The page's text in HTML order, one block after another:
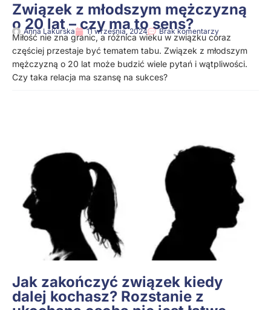
Związek z młodszym mężczyzną
o 20 lat – czy ma to sens?
Anna Lakurska 11 września, 2024 Brak komentarzy
Miłość nie zna granic, a różnica wieku w związku coraz
częściej przestaje być tematem tabu. Związek z młodszym
mężczyzną o 20 lat może budzić wiele pytań i wątpliwości.
Czy taka relacja ma szansę na sukces?
Jak zakończyć związek kiedy
dalej kochasz? Rozstanie z